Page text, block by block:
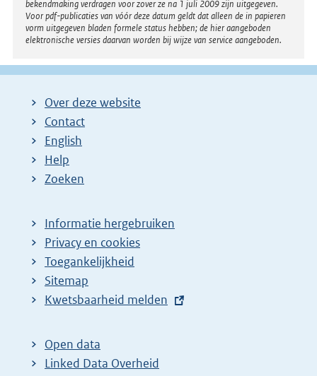
bekendmaking verdragen voor zover ze na 1 juli 2009 zijn uitgegeven.
Voor pdf-publicaties van vóór deze datum geldt dat alleen de in papieren
vorm uitgegeven bladen formele status hebben; de hier aangeboden
elektronische versies daarvan worden bij wijze van service aangeboden.
Over deze website
Contact
English
Help
Zoeken
Informatie hergebruiken
Privacy en cookies
Toegankelijkheid
Sitemap
E
t
e
Kwetsbaarheid melden
Open data
Linked Data Overheid